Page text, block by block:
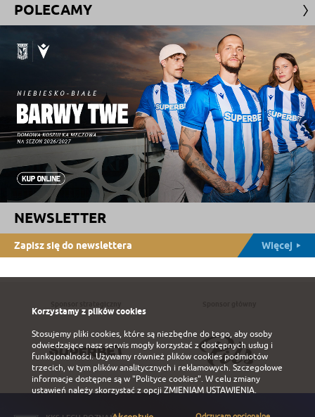
POLECAMY
NEWSLETTER
Zapisz się do newslettera Więcej
Korzystamy z plików cookies
Stosujemy pliki cookies, które są niezbędne do tego, aby osoby
odwiedzające nasz serwis mogły korzystać z dostępnych usług i
funkcjonalności. Używamy również plików cookies podmiotów
trzecich, w tym plików analitycznych i reklamowych. Szczegołowe
informacje dostępne są w"Polityce cookies". W celu zmiany
ustawień należy skorzystać z opcji ZMIENIAM USTAWIENIA.